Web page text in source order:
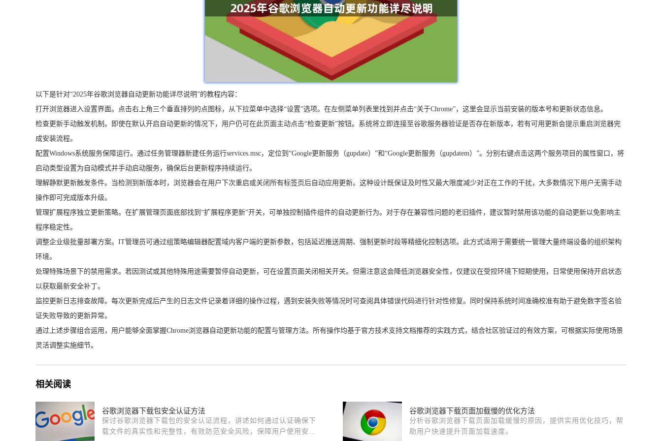
以下是针对“2025年谷歌浏览器自动更新功能详尽说明”的教程内容：
打开浏览器进入设置界面。点击右上角三个垂直排列的点图标，从下拉菜单中选择“设置”选项。在左侧菜单列表里找到并点击“关于Chrome”，这里会显示当前安装的版本号和更新状态信息。
检查更新手动触发机制。即使在默认开启自动更新的情况下，用户仍可在此页面主动点击“检查更新”按钮。系统将立即连接至谷歌服务器验证是否存在新版本，若有可用更新会提示重启浏览器完
成安装流程。
配置Windows系统服务保障运行。通过任务管理器新建任务运行services.msc，定位到“Google更新服务（gupdate）”和“Google更新服务（gupdatem）”。分别右键点击这两个服务项目的属性窗口，将
启动类型设置为自动模式并手动启动服务，确保后台更新程序持续运行。
理解静默更新触发条件。当检测到新版本时，浏览器会在用户下次重启或关闭所有标签页后自动应用更新。这种设计既保证及时性又最大限度减少对正在工作的干扰，大多数情况下用户无需手动
操作即可完成版本升级。
管理扩展程序独立更新策略。在扩展管理页面底部找到“扩展程序更新”开关，可单独控制插件组件的自动更新行为。对于存在兼容性问题的老旧插件，建议暂时禁用该功能的自动更新以免影响主
程序稳定性。
调整企业级批量部署方案。IT管理员可通过组策略编辑器配置域内客户端的更新参数，包括延迟推送周期、强制更新时段等精细化控制选项。此方式适用于需要统一管理大量终端设备的组织架构
环境。
处理特殊场景下的禁用需求。若因测试或其他特殊用途需要暂停自动更新，可在设置页面关闭相关开关。但需注意这会降低浏览器安全性，仅建议在受控环境下短期使用，日常使用保持开启状态
以获取最新安全补丁。
监控更新日志排查故障。每次更新完成后产生的日志文件记录着详细的操作过程，遇到安装失败等情况时可查阅具体错误代码进行针对性修复。同时保持系统时间准确校准有助于避免数字签名验
证失败导致的更新异常。
通过上述步骤组合运用，用户能够全面掌握Chrome浏览器自动更新功能的配置与管理方法。所有操作均基于官方技术支持文档推荐的实践方式，结合社区验证过的有效方案，可根据实际使用场景
灵活调整实施细节。
相关阅读
谷歌浏览器下载包安全认证方法
探讨谷歌浏览器下载包的安全认证流程，讲述如何通过认证确保下
载文件的真实性和完整性，有效防范安全风险，保障用户使用安
谷歌浏览器下载页面加载慢的优化方法
分析谷歌浏览器下载页面加载缓慢的原因，提供实用优化技巧，帮
助用户快速提升页面加载速度。